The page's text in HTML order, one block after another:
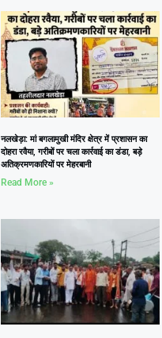
नलखेड़ा: मां बगलामुखी मंदिर क्षेत्र में प्रशासन का
दोहरा रवैया, गरीबों पर चला कार्रवाई का डंडा, बड़े
अतिक्रमणकारियों पर मेहरबानी
Read More »